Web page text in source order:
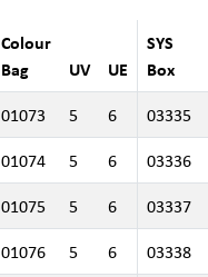
Colour
Bag
UV UE
SYS
Box
01073 5 6
03335
01074 5 6
03336
01075 5 6
03337
01076 5 6
03338